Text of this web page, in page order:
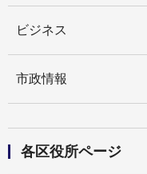
ビジネス
市政情報
各区役所ページ